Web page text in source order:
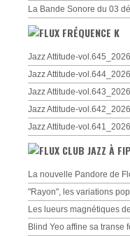
La Bande Sonore du 03
FRÉQUENCE K
Jazz Attitude-
Jazz Attitude-
Jazz Attitude-
Jazz Attitude-
Jazz Attitude-
CLUB JAZZ À FIP
La nouvelle Pandore de
"Rayon", les variations
Les lueurs magnétiques
Blind Yeo affine sa transe